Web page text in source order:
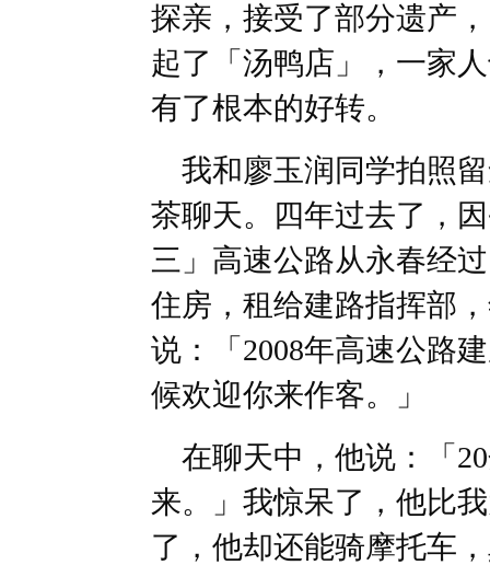
探亲，接受了部分遗产
起了「汤鸭店」，一家
有了根本的好转。
我和廖玉润同学拍照
茶聊天。四年过去了，
三」高速公路从永春经
住房，租给建路指挥部
说：「2008年高速公路
候欢迎你来作客。」
在聊天中，他说：「
来。」我惊呆了，他比
了，他却还能骑摩托车